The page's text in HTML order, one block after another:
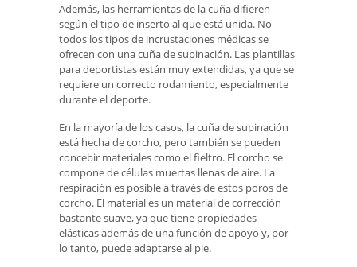
Además, las herramientas de la cuña difieren
según el tipo de inserto al que está unida. No
todos los tipos de incrustaciones médicas se
ofrecen con una cuña de supinación. Las plantillas
para deportistas están muy extendidas, ya que se
requiere un correcto rodamiento, especialmente
durante el deporte.
En la mayoría de los casos, la cuña de supinación
está hecha de corcho, pero también se pueden
concebir materiales como el fieltro. El corcho se
compone de células muertas llenas de aire. La
respiración es posible a través de estos poros de
corcho. El material es un material de corrección
bastante suave, ya que tiene propiedades
elásticas además de una función de apoyo y, por
lo tanto, puede adaptarse al pie.